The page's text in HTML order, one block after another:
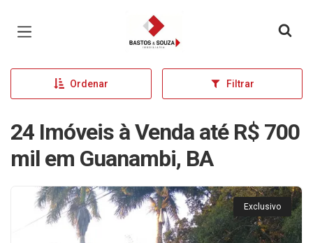
Página inicial
Ordenar Filtrar
24 Imóveis à Venda até R$ 700
mil em Guanambi, BA
Exclusivo